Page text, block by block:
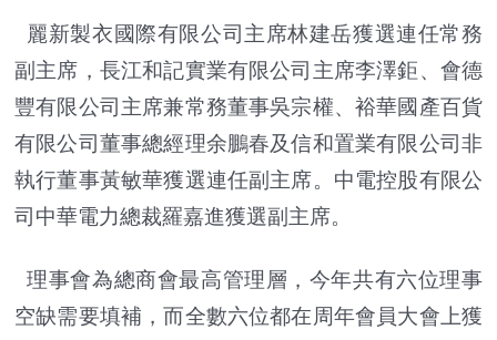
麗新製衣國際有限公司主席林建岳獲選連任常務
副主席，長江和記實業有限公司主席李澤鉅、會德
豐有限公司主席兼常務董事吳宗權、裕華國產百貨
有限公司董事總經理余鵬春及信和置業有限公司非
執行董事黃敏華獲選連任副主席。中電控股有限公
司中華電力總裁羅嘉進獲選副主席。
理事會為總商會最高管理層，今年共有六位理事
空缺需要填補，而全數六位都在周年會員大會上獲